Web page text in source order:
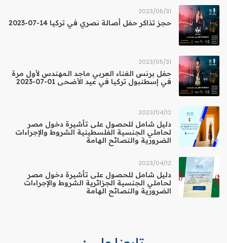
31‏/05‏/2023
حجز تذاكر حفل أصالة نصري في تركيا 14-07-2023
31‏/05‏/2023
حفل برنس الغناء العربي ماجد المهندس لأول مرة
في إسطنبول تركيا في عيد الأضحى 01-07-2023
12‏/04‏/2023
دليل شامل للحصول على تأشيرة دخول مصر
لحاملي الجنسية الفلسطينية الشروط والإجراءات
الضرورية والنصائح الهامة
12‏/04‏/2023
دليل شامل للحصول على تأشيرة دخول مصر
لحاملي الجنسية الجزائرية الشروط والإجراءات
الضرورية والنصائح الهامة